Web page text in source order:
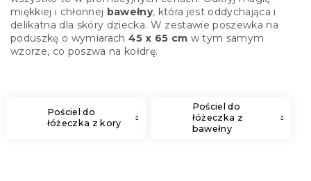
miękkiej i chłonnej bawełny, która jest oddychająca i
delikatna dla skóry dziecka. W zestawie poszewka na
poduszkę o wymiarach 45 x 65 cm w tym samym
wzorze, co poszwa na kołdrę.
Pościel do
łóżeczka z kory
Pościel do
łóżeczka z
bawełny